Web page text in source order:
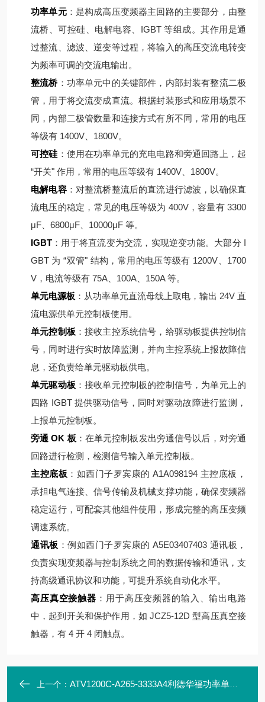
功率单元：是构成高压变频器主回路的主要部分，由整
流桥、可控硅、电解电容、IGBT 等组成。其作用是通
过整流、滤波、逆变等过程，将输入的高压交流电转变
为频率可调的交流电输出。
整流桥：功率单元中的关键部件，内部封装有整流二极
管，用于将交流变成直流。根据封装形式和应用场景不
同，内部二极管数量和连接方式有所不同，常用的电压
等级有 1400V、1800V。
可控硅 ：使用在功率单元的充电电路和旁通回路上，起
“开关" 作用，常用的电压等级有 1400V、1800V。
电解电容：对整流桥整流后的直流进行滤波，以确保直
流电压的稳定，常见的电压等级为 400V，容量有 3300
μF、6800μF、10000μF 等。
IGBT ：用于将直流变为交流，实现逆变功能。大部分 I
GBT 为 “双管" 结构，常用的电压等级有 1200V、1700
V，电流等级有 75A、100A、150A 等。
单元电源板 ：从功率单元直流母线上取电，输出 24V 直
流电源供单元控制板使用。
单元控制板 ：接收主控系统信号，给驱动板提供控制信
号，同时进行实时故障监测，并向主控系统上报故障信
息，还负责给单元驱动板供电。
单元驱动板 ：接收单元控制板的控制信号，为单元上的
四路 IGBT 提供驱动信号，同时对驱动故障进行监测，
上报单元控制板。
旁通 OK 板 ：在单元控制板发出旁通信号以后，对旁通
回路进行检测，检测信号输入单元控制板。
主控底板 ：如西门子罗宾康的 A1A098194 主控底板，
承担电气连接、信号传输及机械支撑功能，确保变频器
稳定运行，可配套其他组件使用，形成完整的高压变频
调速系统。
通讯板 ：例如西门子罗宾康的 A5E03407403 通讯板，
负责实现变频器与控制系统之间的数据传输和通讯，支
持高级通讯协议和功能，可提升系统自动化水平。
高压真空接触器 ：用于高压变频器的输入、输出电路
中，起到开关和保护作用，如 JCZ5-12D 型高压真空接
触器，有 4 开 4 闭触点。
上一个： ATV1200C-A265-3333A4利德华福功率单元模块HARS700/450-AP10